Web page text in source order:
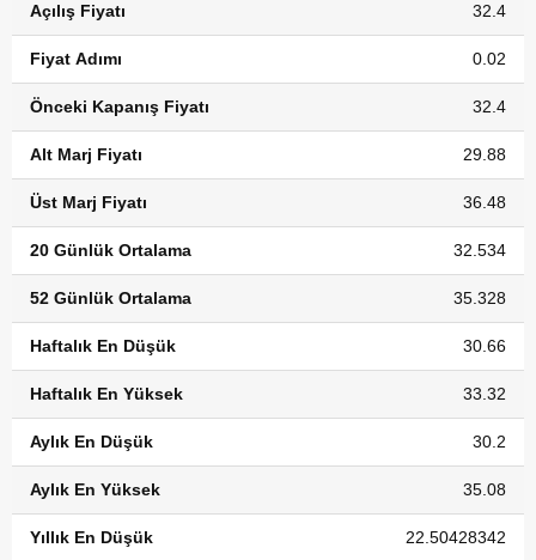
Açılış Fiyatı 32.4
Fiyat Adımı 0.02
Önceki Kapanış Fiyatı 32.4
Alt Marj Fiyatı 29.88
Üst Marj Fiyatı 36.48
20 Günlük Ortalama 32.534
52 Günlük Ortalama 35.328
Haftalık En Düşük 30.66
Haftalık En Yüksek 33.32
Aylık En Düşük 30.2
Aylık En Yüksek 35.08
Yıllık En Düşük 22.50428342